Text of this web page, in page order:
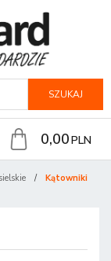
SZUKAJ
0,00PLN
/
Kątowniki